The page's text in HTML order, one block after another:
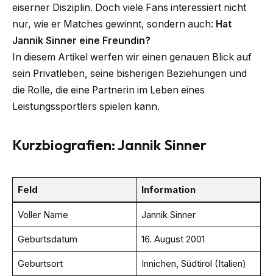
eiserner Disziplin. Doch viele Fans interessiert nicht
nur, wie er Matches gewinnt, sondern auch: Hat
Jannik Sinner eine Freundin?
In diesem Artikel werfen wir einen genauen Blick auf
sein Privatleben, seine bisherigen Beziehungen und
die Rolle, die eine Partnerin im Leben eines
Leistungssportlers spielen kann.
Kurzbiografien: Jannik Sinner
Feld Information
Voller Name Jannik Sinner
Geburtsdatum 16. August 2001
Geburtsort Innichen, Südtirol (Italien)